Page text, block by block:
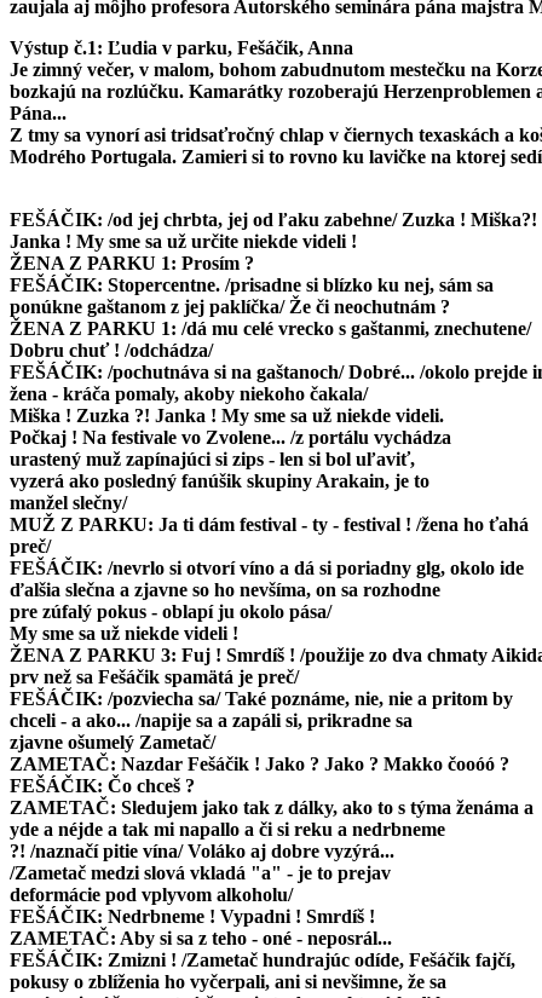
ZAMETAČ: Sledujem jako tak z dálky, ako to s týma ženáma a
?! /naznačí pitie vína/ Voláko aj dobre vyzýrá...
/Zametač medzi slová vkladá "a" - je to prejav
deformácie pod vplyvom alkoholu/
FEŠÁČIK: Nedrbneme ! Vypadni ! Smrdíš !
ZAMETAČ: Aby si sa z teho - oné - neposrál...
FEŠÁČIK: Zmizni ! /Zametač hundrajúc odíde, Fešáčik fajčí,
osloví, od ľaku zmeravie/
ANNA: Peter ? Jakub ?! Kamil ! My sme sa už určite niekde
! Viem, počkaj ! Na festivale v Partizánskom !
FEŠÁČIK: /na okamih skamenie - krvi by si sa v ňom nedorezal/
My sa poznáme ?
ANNA: A nepoznáme ? /prisadne si k nemu celkom blízko/
FEŠÁČIK: Nepamätám sa, ale však to nevadí... Partizánske,
ak ochotnícky festival...
ANNA: Ja som Anna. A ty ?
FEŠÁČIK: Ja som... Štefan. Ale neznášam, keď ma volajú Pišta.
ANNA: A čo ty tu tak sám Pišta ? Prepáč, Štefan.
FEŠÁČIK: Sme tu hrali predstavenie. Hamleta - ak ti to niečo
hovorí.
ANNA: Niečo mi to hovorí. Ty si bol Hamlet ?
FEŠÁČIK: Nie úplne. Ja som Guildernstern.
ANNA: To je ten, čo nevie hrať na píšťale, ale chcel by hrať na
Hamletovi ?
FEŠÁČIK: Tiež divadelníčka ?
ANNA: Tak trochu. Šička. /afektovane/ Šijem košele a popri tom
už päť rokov sledujem divadelné dianie.
FEŠÁČIK: Len tak ?
ANNA: Mala som kamaráta. Tiež bol herec.
FEŠÁČIK: Už nemáš ?
ANNA: Povedzme, že sa odsťahoval.
FEŠÁČIK: Ja by som sa neodsťahoval - od teba nikdy.
ANNA: /pritisne sa k nemu/ Naozaj ?
FEŠÁČIK: Naozaj ! /Anna sa zrazu nechutene odtiahne/ Mňa už
nebaví. Stále len kočovať - z divadla do divadla, z
angažmá do angažmá, a dabingy a premiéry a reprízy a
derniéry a dabingy a...
ANNA: Herečky...
FEŠÁČIK: Odtiaľ potiaľ.
ANNA: Ty musíš byť strašne zaneprázdnený.
FEŠÁČIK: Dá sa to tak povedať.
ANNA: /pritiahne si ho, on nechápe jej premenlivé správanie/
Mal by si viac relaxovať ! /vášnivo ho pobozká/ Poď !
zaujala aj môjho profesora Autorského seminára pána majstra
Výstup č.1: Ľudia v parku, Fešáčik, Anna
Je zimný večer, v malom, bohom zabudnutom mestečku na
bozkajú na rozlúčku. Kamarátky rozoberajú Herzenproblemen
Pána...
Z tmy sa vynorí asi tridsaťročný chlap v čiernych texaskách a
Modrého Portugala. Zamieri si to rovno ku lavičke na ktorej
FEŠÁČIK: /od jej chrbta, jej od ľaku zabehne/ Zuzka ! Miška?!
Janka ! My sme sa už určite niekde videli !
ŽENA Z PARKU 1: Prosím ?
FEŠÁČIK: Stopercentne. /prisadne si blízko ku nej, sám sa
ponúkne gaštanom z jej paklíčka/ Že či neochutnám ?
ŽENA Z PARKU 1: /dá mu celé vrecko s gaštanmi, znechutene/
Dobru chuť ! /odchádza/
FEŠÁČIK: /pochutnáva si na gaštanoch/ Dobré... /okolo prejde
žena - kráča pomaly, akoby niekoho čakala/
Miška ! Zuzka ?! Janka ! My sme sa už niekde videli.
Počkaj ! Na festivale vo Zvolene... /z portálu vychádza
urastený muž zapínajúci si zips - len si bol uľaviť,
vyzerá ako posledný fanúšik skupiny Arakain, je to
manžel slečny/
MUŽ Z PARKU: Ja ti dám festival - ty - festival ! /žena ho ťahá
preč/
FEŠÁČIK: /nevrlo si otvorí víno a dá si poriadny glg, okolo ide
ďalšia slečna a zjavne so ho nevšíma, on sa rozhodne
pre zúfalý pokus - oblapí ju okolo pása/
My sme sa už niekde videli !
ŽENA Z PARKU 3: Fuj ! Smrdíš ! /použije zo dva chmaty
prv než sa Fešáčik spamätá je preč/
FEŠÁČIK: /pozviecha sa/ Také poznáme, nie, nie a pritom by
chceli - a ako... /napije sa a zapáli si, prikradne sa
zjavne ošumelý Zametač/
ZAMETAČ: Nazdar Fešáčik ! Jako ? Jako ? Makko čooóó ?
FEŠÁČIK: Čo chceš ?
ZAMETAČ: Sledujem jako tak z dálky, ako to s týma ženáma a
yde a néjde a tak mi napallo a či si reku a nedrbneme
?! /naznačí pitie vína/ Voláko aj dobre vyzýrá...
/Zametač medzi slová vkladá "a" - je to prejav
deformácie pod vplyvom alkoholu/
FEŠÁČIK: Nedrbneme ! Vypadni ! Smrdíš !
ZAMETAČ: Aby si sa z teho - oné - neposrál...
FEŠÁČIK: Zmizni ! /Zametač hundrajúc odíde, Fešáčik fajčí,
pokusy o zblíženia ho vyčerpali, ani si nevšimne, že sa